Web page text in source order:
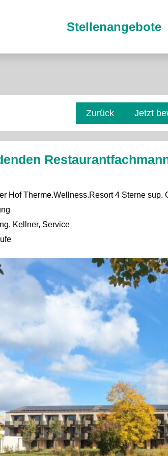
Stellenangebote
Zurück Jetzt
Hof Therme.Wellness.Resort 4 Sterne sup.
Kellner, Service